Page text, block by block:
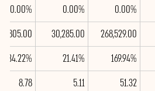
0.00%
0.00%
0.00%
268,529.00
30,285.00
169.94%
21.41%
34.22%
51.32
5.11
8.78